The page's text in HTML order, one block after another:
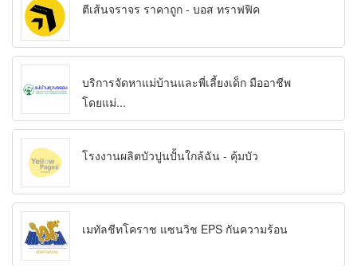
ตีเส้นจราจร ราคาถูก - บอส ทราฟฟิค
บริการจัดหาแม่บ้านและพี่เลี้ยงเด็ก มืออาชีพ
โดยแม่...
โรงงานผลิตบัวปูนปั้นใกล้ฉัน - คุ้มบัว
เมทัลชีทโคราช แซนวิช EPS กันความร้อน